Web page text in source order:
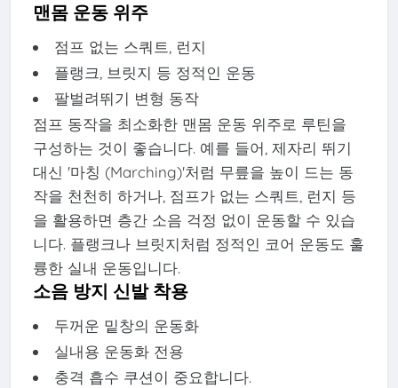
맨몸 운동 위주
점프 없는 스쿼트, 런지
플랭크, 브릿지 등 정적인 운동
팔벌려뛰기 변형 동작
점프 동작을 최소화한 맨몸 운동 위주로 루틴을
구성하는 것이 좋습니다. 예를 들어, 제자리 뛰기
대신 '마칭 (Marching)'처럼 무릎을 높이 드는 동
작을 천천히 하거나, 점프가 없는 스쿼트, 런지 등
을 활용하면 층간 소음 걱정 없이 운동할 수 있습
니다. 플랭크나 브릿지처럼 정적인 코어 운동도 훌
륭한 실내 운동입니다.
소음 방지 신발 착용
두꺼운 밑창의 운동화
실내용 운동화 전용
충격 흡수 쿠션이 중요합니다.